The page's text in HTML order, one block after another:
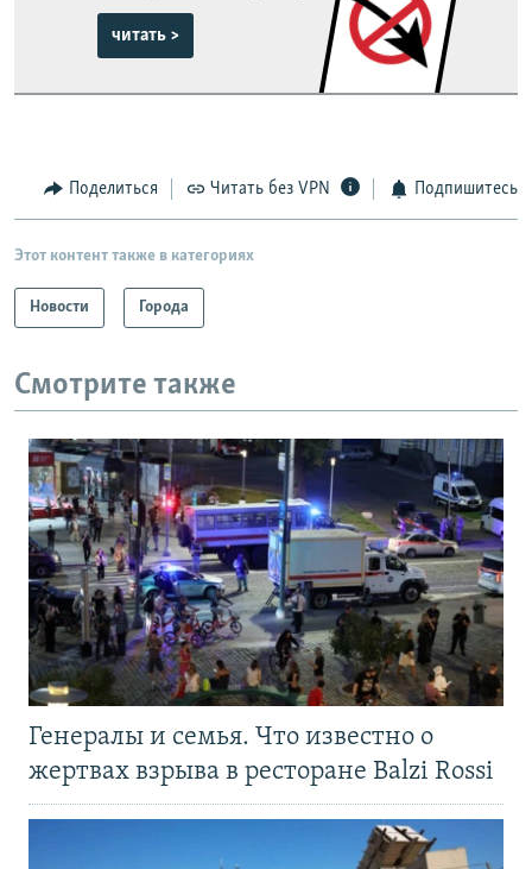
читать >
Поделиться Читать без VPN Подпишитесь
Этот контент также в категориях
Новости Города
Смотрите также
Генералы и семья. Что известно о
жертвах взрыва в ресторане Balzi Rossi